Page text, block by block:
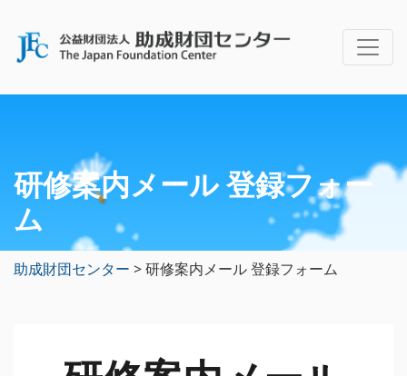
研修案内メール 登録フォー
ム
助成財団センター >研修案内メール 登録フォーム